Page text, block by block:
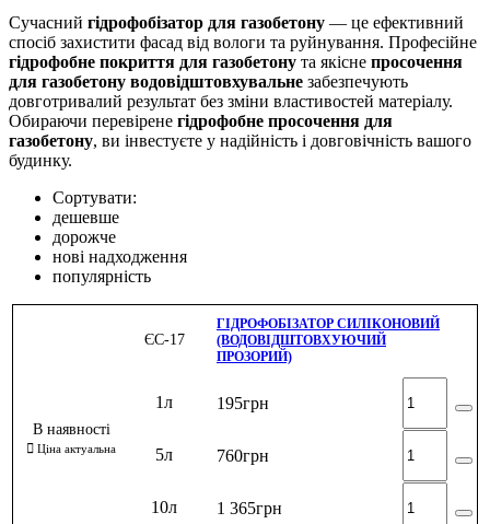
Сучасний гідрофобізатор для газобетону — це ефективний
спосіб захистити фасад від вологи та руйнування. Професійне
гідрофобне покриття для газобетону та якісне просочення
для газобетону водовідштовхувальне забезпечують
довготривалий результат без зміни властивостей матеріалу.
Обираючи перевірене гідрофобне просочення для
газобетону, ви інвестуєте у надійність і довговічність вашого
будинку.
Сортувати:
дешевше
дорожче
нові надходження
популярність
ЄС-17
ГІДРОФОБІЗАТОР СИЛІКОНОВИЙ
(ВОДОВІДШТОВХУЮЧИЙ
ПРОЗОРИЙ)
1л 195грн
5л 760грн
10л 1 365грн